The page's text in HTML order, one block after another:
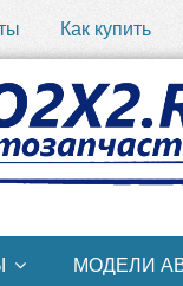
Как купить
МОДЕЛИ